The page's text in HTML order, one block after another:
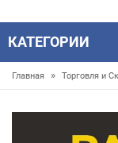
КАТЕГОРИИ
Главная » Торговля и